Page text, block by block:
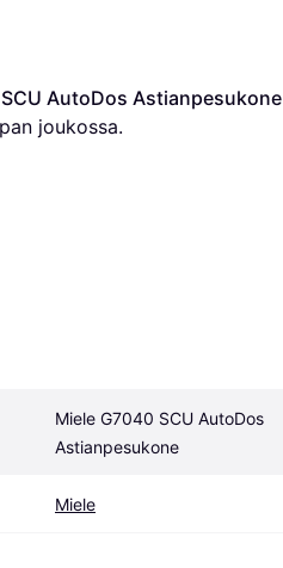
AutoDos Astianpesukone
joukossa.
Miele G7040 SCU AutoDos
Astianpesukone
Miele